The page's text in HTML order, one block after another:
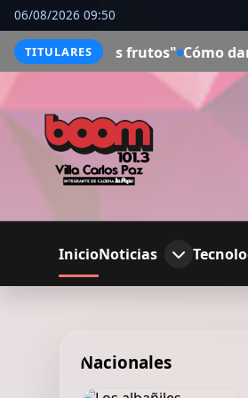
06/08/2026 09:50
TITULARES
frutos" Cómo darle una segunda
InicioNoticias
Nacionales